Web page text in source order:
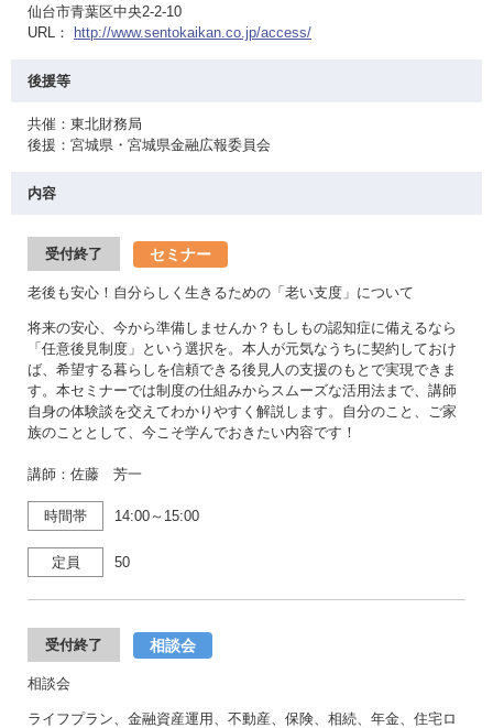
仙台市青葉区中央2-2-10
URL：
http://www.sentokaikan.co.jp/access/
後援等
共催：東北財務局
後援：宮城県・宮城県金融広報委員会
内容
受付終了 セミナー
老後も安心！自分らしく生きるための「老い支度」について
将来の安心、今から準備しませんか？もしもの認知症に備えるなら
「任意後見制度」という選択を。本人が元気なうちに契約しておけ
ば、希望する暮らしを信頼できる後見人の支援のもとで実現できま
す。本セミナーでは制度の仕組みからスムーズな活用法まで、講師
自身の体験談を交えてわかりやすく解説します。自分のこと、ご家
族のこととして、今こそ学んでおきたい内容です！
講師：佐藤 芳一
時間帯 14:00～15:00
定員 50
受付終了 相談会
相談会
ライフプラン、金融資産運用、不動産、保険、相続、年金、住宅ロ